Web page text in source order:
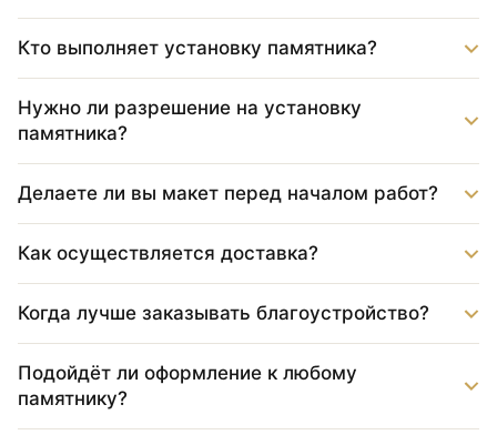
Кто выполняет установку памятника?
Нужно ли разрешение на установку
памятника?
Делаете ли вы макет перед началом работ?
Как осуществляется доставка?
Когда лучше заказывать благоустройство?
Подойдёт ли оформление к любому
памятнику?